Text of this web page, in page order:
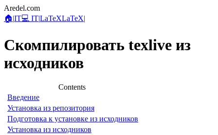
Aredel.com
🏠|IT💻 IT|LaTeXLaTeX|
Скомпилировать texlive из
исходников
Contents
Введение
Установка из репозитория
Подготовка к установке из исходников
Установка из исходников